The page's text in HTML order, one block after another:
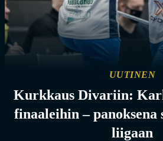
UUTINEN
Kurkkaus Divariin:
finaaleihin – panoksena
liigaan